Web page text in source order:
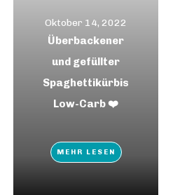
Oktober 14, 2022
Überbackener
und gefüllter
Spaghettikürbis
Low-Carb ❤️
MEHR LESEN